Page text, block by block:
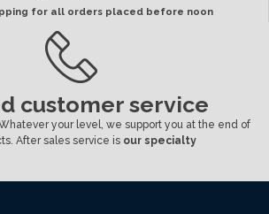
for all orders placed before noon
customer service
your level, we support you at the end of
After sales service is our specialty